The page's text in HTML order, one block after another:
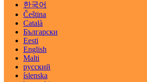
한국어
Čeština
Català
Български
Eesti
English
Malti
русский
íslenska